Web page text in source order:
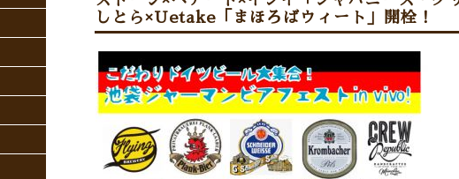
しとら×Uetake「まほろばウィート」開栓！